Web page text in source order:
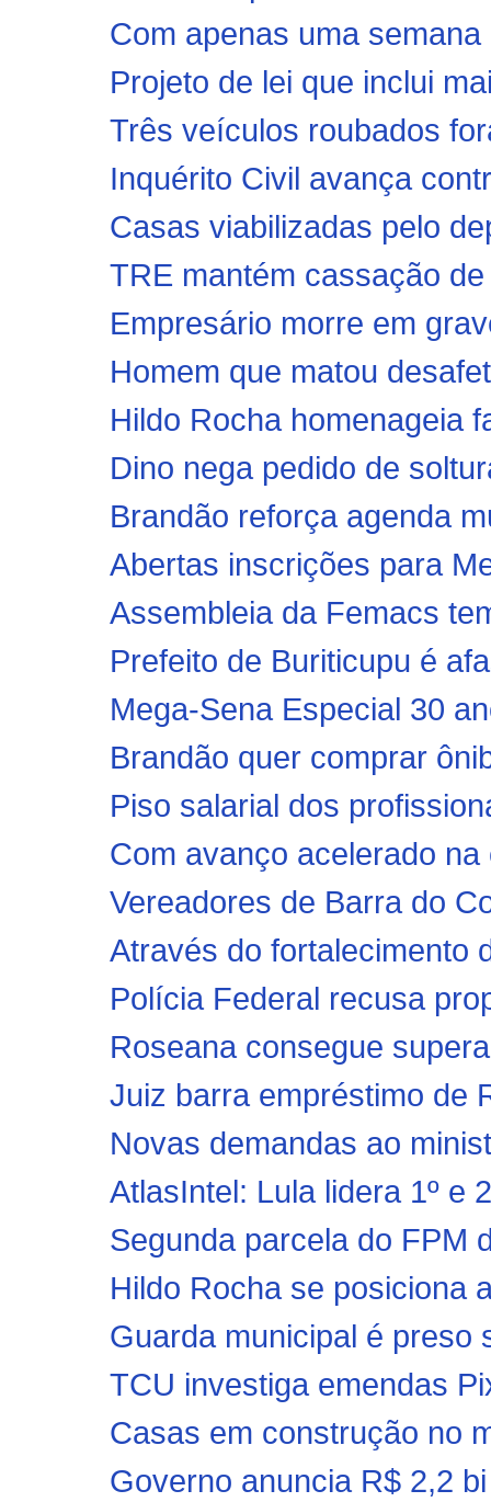
Com apenas uma
Projeto de lei que inclui
Três veículos roubados
Inquérito Civil avança
Casas viabilizadas pelo
TRE mantém cassação
Empresário morre em
Homem que matou
Hildo Rocha homenageia
Dino nega pedido de
Brandão reforça agenda
Abertas inscrições para
Assembleia da Femacs
Prefeito de Buriticupu é
Mega-Sena Especial 30
Brandão quer comprar
Piso salarial dos
Com avanço acelerado
Vereadores de Barra do
Através do fortalecimento
Polícia Federal recusa
Roseana consegue
Juiz barra empréstimo de
Novas demandas ao
AtlasIntel: Lula lidera 1º e
Segunda parcela do FPM
Hildo Rocha se posiciona
Guarda municipal é preso
TCU investiga emendas
Casas em construção no
Governo anuncia R$ 2,2